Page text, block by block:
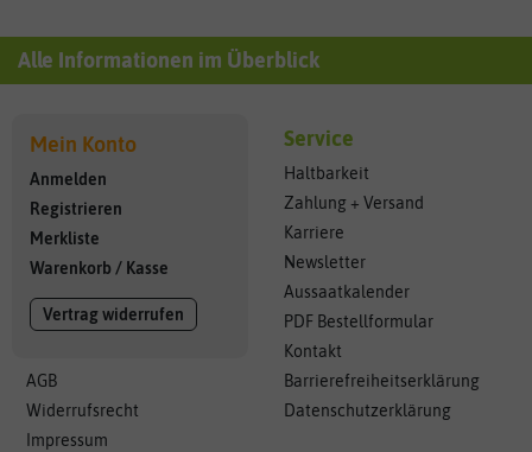
Alle Informationen im Überblick
Mein Konto
Anmelden
Registrieren
Merkliste
Warenkorb / Kasse
Vertrag widerrufen
AGB
Widerrufsrecht
Impressum
Service
Haltbarkeit
Zahlung + Versand
Karriere
Newsletter
Aussaatkalender
PDF Bestellformular
Kontakt
Barrierefreiheitserklärung
Datenschutzerklärung